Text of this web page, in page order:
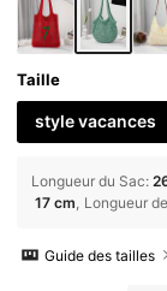
leurs, les
e pour la fête des
u la rentrée
Taille
style vacances
Longueur du Sac:
17 cm Longueur
Guide des tailles